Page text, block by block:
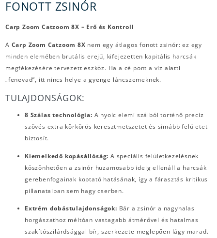
FONOTT ZSINÓR
Carp Zoom Catzoom 8X – Erő és Kontroll
A Carp Zoom Catzoom 8X nem egy átlagos fonott zsinór: ez egy
minden elemében brutális erejű, kifejezetten kapitális harcsák
megfékezésére tervezett eszköz. Ha a célpont a víz alatti
„fenevad”, itt nincs helye a gyenge láncszemeknek.
TULAJDONSÁGOK:
8 Szálas technológia: A nyolc elemi szálból történő precíz
szövés extra körkörös keresztmetszetet és simább felületet
biztosít.
Kiemelkedő kopásállóság: A speciális felületkezelésnek
köszönhetően a zsinór huzamosabb ideig ellenáll a harcsák
gerebenfogainak koptató hatásának, így a fárasztás kritikus
pillanataiban sem hagy cserben.
Extrém dobástulajdonságok: Bár a zsinór a nagyhalas
horgászathoz méltóan vastagabb átmérővel és hatalmas
szakítószilárdsággal bír, szerkezete meglepően lágy marad.